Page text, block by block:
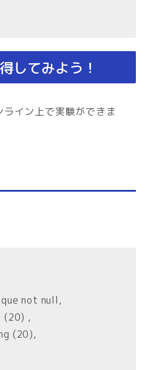
してみよう！
ライン上で実験ができま
not null,
(20) ,
(20),